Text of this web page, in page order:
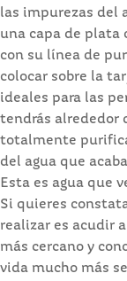
las impurezas del
una capa de plata
con su línea de
colocar sobre la
ideales para las
tendrás alrededor
totalmente
del agua que
Esta es agua que
Si quieres
realizar es acudir
más cercano y
vida mucho más